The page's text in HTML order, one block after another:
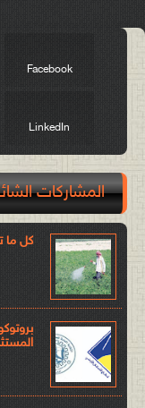
Facebook
LinkedIn
المشاركات
كل ما